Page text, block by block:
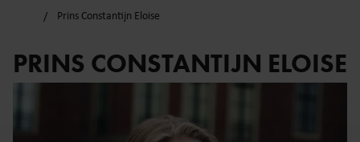
Prins Constantijn Eloise
PRINS CONSTANTIJN ELOISE